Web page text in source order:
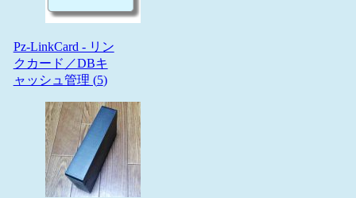
Pz-LinkCard - リン
クカード／DBキ
ャッシュ管理 (5)